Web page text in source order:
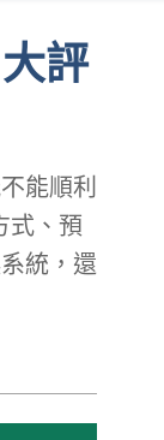
評
能順利
式、預
統，還